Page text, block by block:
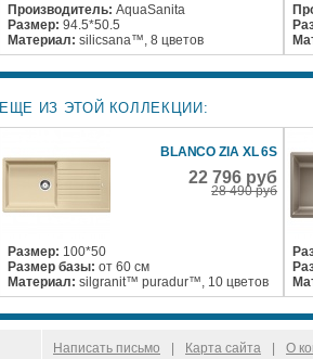
Производитель: AquaSanita
Размер: 94.5*50.5
Материал: silicsana™, 8 цветов
ЕЩЕ ИЗ ЭТОЙ КОЛЛЕКЦИИ:
BLANCO ZIA XL 6S
22 796 руб
28 490 руб
Размер: 100*50
Размер базы: от 60 см
Материал: silgranit™ puradur™, 10 цветов
Написать письмо Карта сайта О